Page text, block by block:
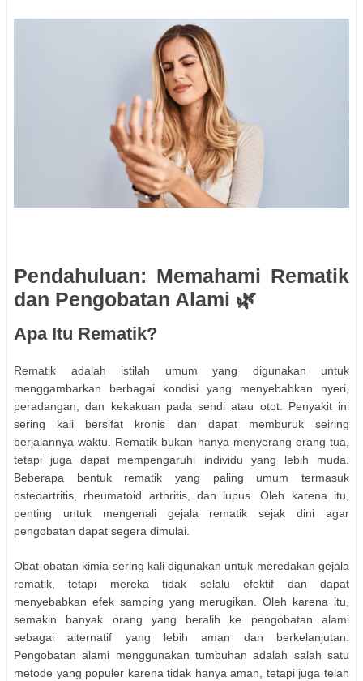
Pendahuluan: Memahami Rematik
dan Pengobatan Alami 🌿
Apa Itu Rematik?
Rematik adalah istilah umum yang digunakan untuk
menggambarkan berbagai kondisi yang menyebabkan nyeri,
peradangan, dan kekakuan pada sendi atau otot. Penyakit ini
sering kali bersifat kronis dan dapat memburuk seiring
berjalannya waktu. Rematik bukan hanya menyerang orang tua,
tetapi juga dapat mempengaruhi individu yang lebih muda.
Beberapa bentuk rematik yang paling umum termasuk
osteoartritis, rheumatoid arthritis, dan lupus. Oleh karena itu,
penting untuk mengenali gejala rematik sejak dini agar
pengobatan dapat segera dimulai.
Obat-obatan kimia sering kali digunakan untuk meredakan gejala
rematik, tetapi mereka tidak selalu efektif dan dapat
menyebabkan efek samping yang merugikan. Oleh karena itu,
semakin banyak orang yang beralih ke pengobatan alami
sebagai alternatif yang lebih aman dan berkelanjutan.
Pengobatan alami menggunakan tumbuhan adalah salah satu
metode yang populer karena tidak hanya aman, tetapi juga telah